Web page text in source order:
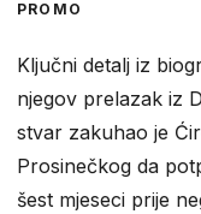
PROMO
Ključni detalj iz
njegov prelazak iz
stvar zakuhao je
Prosinečkog da
šest mjeseci prije